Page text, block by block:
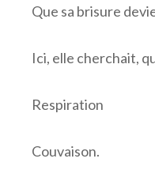
Que sa brisure
Ici, elle cherchait,
Respiration
Couvaison.